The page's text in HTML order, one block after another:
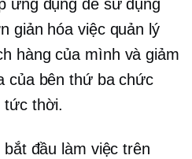
ứng dụng dễ sử dụng
giản hóa việc quản lý
hàng của mình và giảm
của bên thứ bachức
tức thời.
đầu làm việc trên